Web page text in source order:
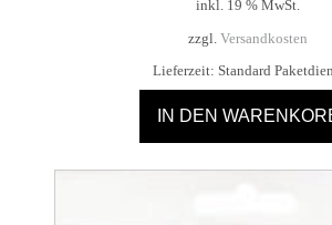
inkl. 19 % MwSt.
zzgl. Versandkosten
Lieferzeit: Standard
IN DEN